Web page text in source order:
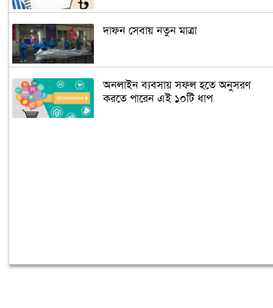
দাফন সেবায় নতুন মাত্রা
অনলাইন ব্যবসায় সফল হতে অনুসরণ
করতে পারেন এই ১০টি ধাপ